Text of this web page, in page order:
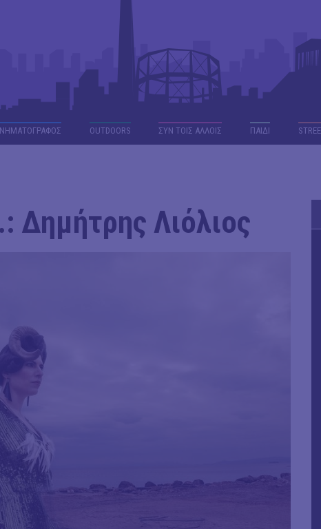
OUTDΟORS ΣΥΝ ΤΟΙΣ ΑΛΛΟΙΣ ΠΑΙΔΙ
Δημήτρης Λιόλιος